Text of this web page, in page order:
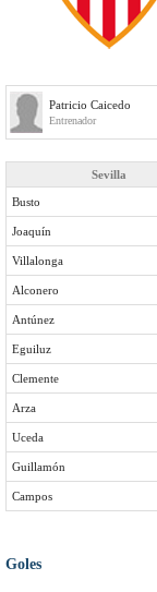
Patricio Caicedo
Entrenador
Sevilla
Busto
Joaquín
Villalonga
Alconero
Antúnez
Eguiluz
Clemente
Arza
Uceda
Guillamón
Campos
Goles